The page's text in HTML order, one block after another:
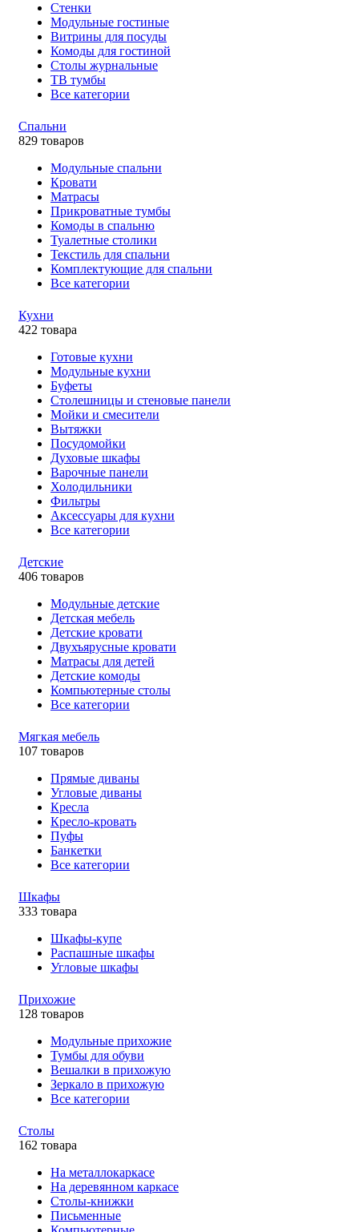
Стенки
Модульные гостиные
Витрины для посуды
Комоды для гостиной
Столы журнальные
ТВ тумбы
Все категории
Спальни
829 товаров
Модульные спальни
Кровати
Матрасы
Прикроватные тумбы
Комоды в спальню
Туалетные столики
Текстиль для спальни
Комплектующие для спальни
Все категории
Кухни
422 товара
Готовые кухни
Модульные кухни
Буфеты
Столешницы и стеновые панели
Мойки и смесители
Вытяжки
Посудомойки
Духовые шкафы
Варочные панели
Холодильники
Фильтры
Аксессуары для кухни
Все категории
Детские
406 товаров
Модульные детские
Детская мебель
Детские кровати
Двухъярусные кровати
Матрасы для детей
Детские комоды
Компьютерные столы
Все категории
Мягкая мебель
107 товаров
Прямые диваны
Угловые диваны
Кресла
Кресло-кровать
Пуфы
Банкетки
Все категории
Шкафы
333 товара
Шкафы-купе
Распашные шкафы
Угловые шкафы
Прихожие
128 товаров
Модульные прихожие
Тумбы для обуви
Вешалки в прихожую
Зеркало в прихожую
Все категории
Столы
162 товара
На металлокаркасе
На деревянном каркасе
Столы-книжки
Письменные